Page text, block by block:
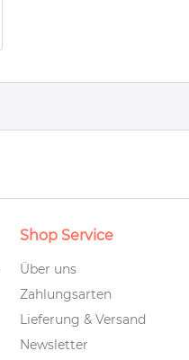
Shop Service
Über uns
Zahlungsarten
Lieferung & Versand
Newsletter